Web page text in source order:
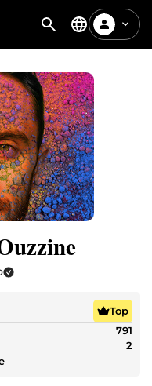
Top
791
2